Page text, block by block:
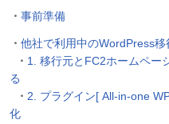
・ 事前準備
・ 他社で利用中のWordPress移
・ 1. 移行元とFC2ホームペー
る
・ 2. プラグイン[ All-in-one
化